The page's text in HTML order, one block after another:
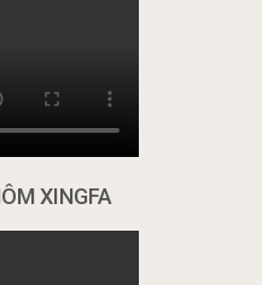
XINGFA